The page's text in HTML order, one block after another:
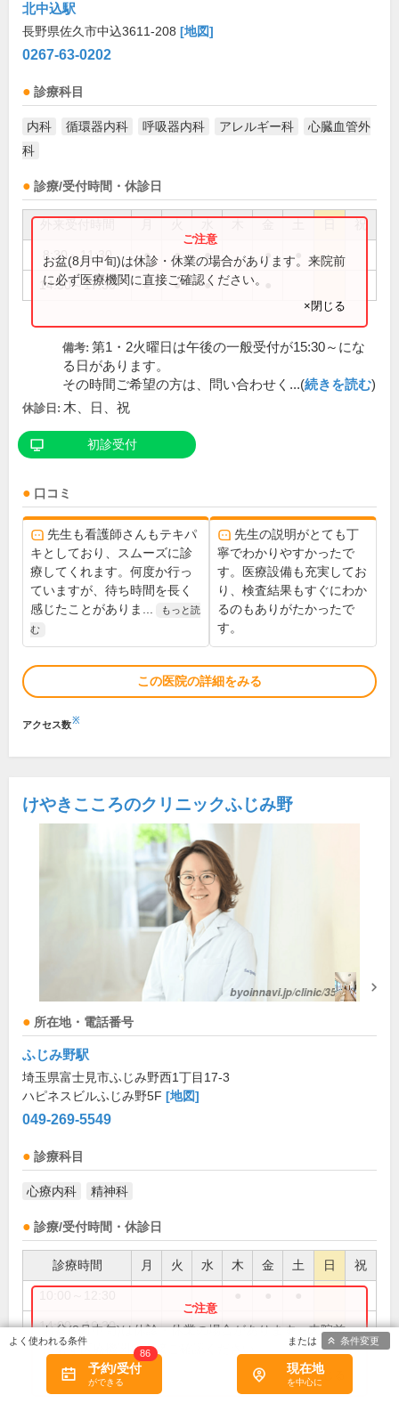
北中込駅
長野県佐久市中込3611-208 [地図]
0267-63-0202
診療科目
内科 循環器内科 呼吸器内科 アレルギー科
心臓血管外
科
診療/受付時間・休診日
祝
8:30～11:30 ● ● ● ●
14:30～17:30 ● ● ●
お盆(8月中旬)は休診・休業の場合があります。来院前
に必ず医療機関に直接ご確認ください。
×閉じる
備考: 第1・2火曜日は午後の一般受付が15:30～にな
る日があります。
その時間ご希望の方は、問い合わせく...(続きを読む)
休診日: 木、日、祝
初診受付
口コミ
先生も看護師さんもテキパ
キとしており、スムーズに診
療してくれます。何度か行っ
ていますが、待ち時間を長く
感じたことがありま...
もっと読
む
先生の説明がとても丁
寧でわかりやすかったで
す。医療設備も充実してお
り、検査結果もすぐにわか
るのもありがたかったで
す。
この医院の詳細をみる
アクセス数※
けやきこころのクリニックふじみ野
所在地・電話番号
ふじみ野駅
埼玉県富士見市ふじみ野西1丁目17-3
ハピネスビルふじみ野5F [地図]
049-269-5549
診療科目
心療内科 精神科
診療/受付時間・休診日
診療時間 月 火 水 木 金 土 日 祝
14:00～16:30 ● ●
14:00～17:30 ●
14:00～18:30
お盆(8月中旬)は休診・休業の場合があります。来院前
に必ず医療機関に直接ご確認ください。
×閉じる
予約/受付
86
現在地
条件変更